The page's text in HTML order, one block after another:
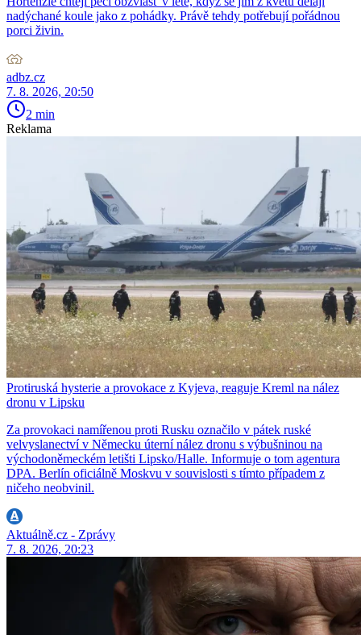
nadýchané koule jako z pohádky. Právě tehdy potřebují pořádnou
porci živin.
adbz.cz
7. 8. 2026, 20:50
2 min
Reklama
Protiruská hysterie a provokace z Kyjeva, reaguje Kreml na nález
dronu v Lipsku
Za provokaci namířenou proti Rusku označilo v pátek ruské
velvyslanectví v Německu úterní nález dronu s výbušninou na
východoněmeckém letišti Lipsko/Halle. Informuje o tom agentura
DPA. Berlín oficiálně Moskvu v souvislosti s tímto případem z
ničeho neobvinil.
Aktuálně.cz - Zprávy
7. 8. 2026, 20:23